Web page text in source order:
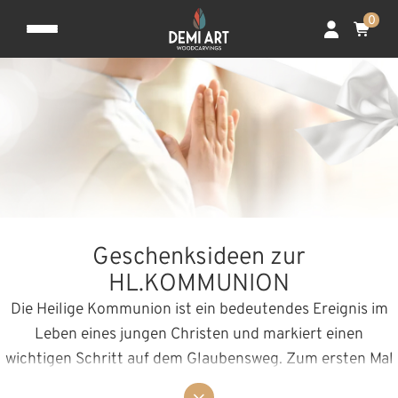
0
Geschenksideen zur
HL.KOMMUNION
Die Heilige Kommunion ist ein bedeutendes Ereignis im
Leben eines jungen Christen und markiert einen
wichtigen Schritt auf dem Glaubensweg. Zum ersten Mal
darf das Kind an der Eucharistiefeier teilnehmen und das